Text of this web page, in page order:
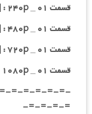
قسمت ۰۱ _ ۲۴۰p : | لینک مستقیم | دوبله فارسی
قسمت ۰۱ _ ۴۸۰p : | لینک مستقیم | دوبله فارسی
قسمت ۰۱ _ ۷۲۰p : | لینک مستقیم | دوبله فارسی
قسمت ۰۱ _ ۱۰۸۰p : | لینک مستقیم | دوبله فارسی
=-=-=-=-=-
=-=-=-=-